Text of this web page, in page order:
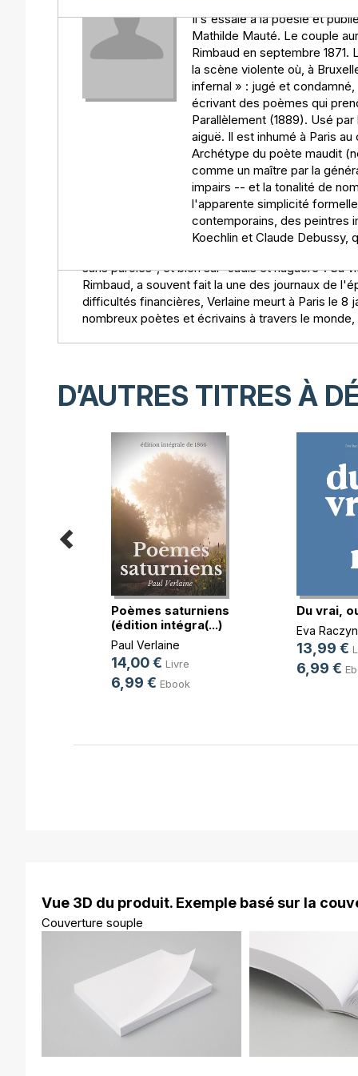
Verlaine. Les poèmes explorent des thèmes tels
en avant la musicalité et la sensibilité qui
plus classiques, Verlaine joue avec les
empreinte de mélancolie et de douceur. Le
perspective différente sur le passage du temps
un témoignage de la transition du poète vers
recueil est une invitation à la réflexion et à
riche et complexe de Verlaine.
Paul Verlaine, né le 30 mars 1844 à Metz, est
XIXe siècle. Après des études à Paris, il se
passionnée. Verlaine est souvent associé au
romantisme. Son oeuvre se caractérise par une
sans paroles", et bien sûr "Jadis et naguère". Sa
Rimbaud, a souvent fait la une des journaux de
difficultés financières, Verlaine meurt à Paris le 8
nombreux poètes et écrivains à travers le
Il s'essaie à la poésie et
Mathilde Mauté. Le couple
Rimbaud en septembre
la scène violente où, à
infernal » : jugé et
écrivant des poèmes qui
Parallèlement (1889). Usé
aiguë. Il est inhumé à Paris
Archétype du poète maudit
comme un maître par la
impairs -- et la tonalité de
l'apparente simplicité
contemporains, des peintres
Koechlin et Claude Debussy,
D’AUTRES TITRES À
Poèmes saturniens
(édition intégra(...)
Paul Verlaine
14,00 € Livre
6,99 € Ebook
Du vrai,
Eva
13,99 €
6,99 €
Vue 3D du produit. Exemple basé sur la
Couverture souple